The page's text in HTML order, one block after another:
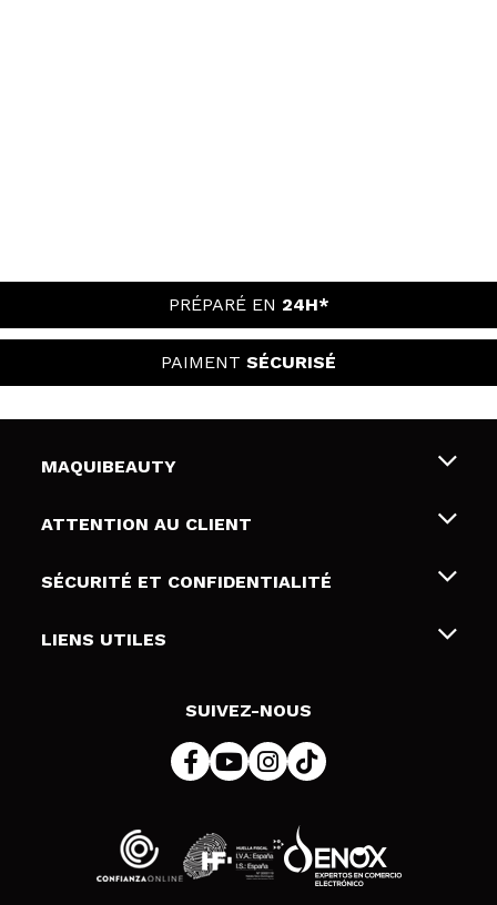
PRÉPARÉ EN 24H*
PAIMENT SÉCURISÉ
MAQUIBEAUTY
Qui sommes nous
Cartes-cadeaux
ATTENTION AU CLIENT
Livraison & retour
Modes de paiement
SÉCURITÉ ET CONFIDENTIALITÉ
Conditions et confidentialité
LIENS UTILES
SUIVEZ-NOUS